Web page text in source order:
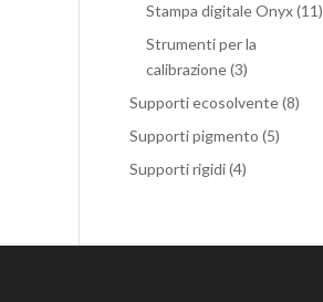
Stampa digitale Onyx(11)
Strumenti per la
calibrazione(3)
Supporti ecosolvente(8)
Supporti pigmento (5)
Supporti rigidi(4)